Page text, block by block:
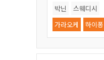
박닌
스웨디시
가라오케
하이퐁
황제골프
마사지